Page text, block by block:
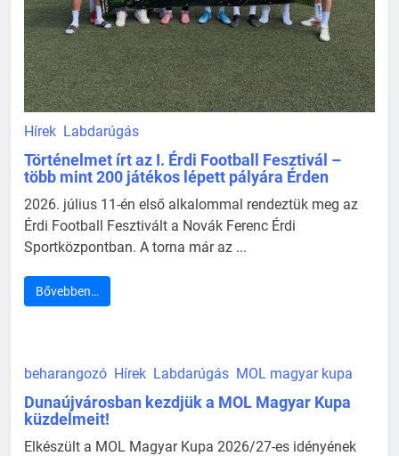
Hírek Labdarúgás
Történelmet írt az I. Érdi Football Fesztivál –
több mint 200 játékos lépett pályára Érden
2026. július 11-én első alkalommal rendeztük meg az
Érdi Football Fesztivált a Novák Ferenc Érdi
Sportközpontban. A torna már az ...
Bővebben…
beharangozó Hírek Labdarúgás MOL magyar kupa
Dunaújvárosban kezdjük a MOL Magyar Kupa
küzdelmeit!
Elkészült a MOL Magyar Kupa 2026/27-es idényének